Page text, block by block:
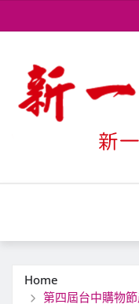
to
Home
第四屆台中購物